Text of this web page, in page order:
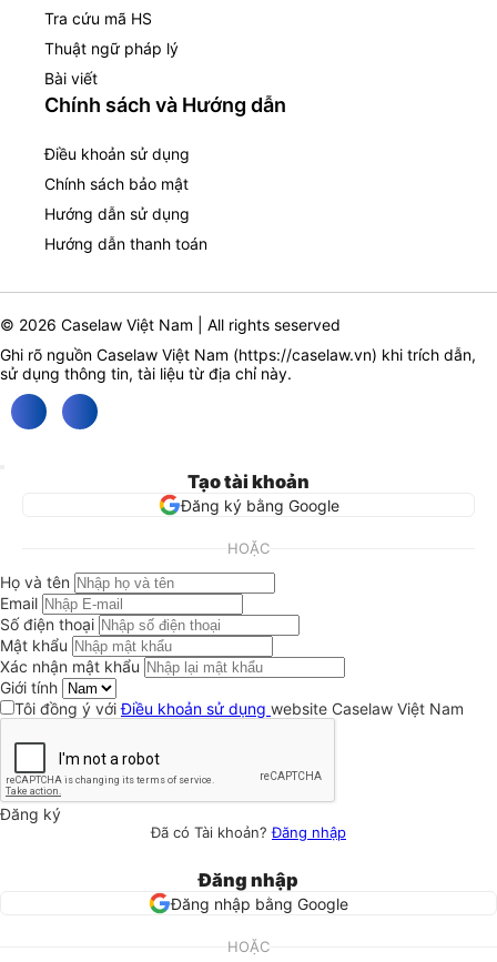
Tra cứu mã HS
Thuật ngữ pháp lý
Bài viết
Chính sách và Hướng dẫn
Điều khoản sử dụng
Chính sách bảo mật
Hướng dẫn sử dụng
Hướng dẫn thanh toán
© 2026 Caselaw Việt Nam | All rights seserved
Ghi rõ nguồn Caselaw Việt Nam (https://caselaw.vn) khi trích dẫn,
sử dụng thông tin, tài liệu từ địa chỉ này.
Tạo tài khoản
Đăng ký bằng Google
HOẶC
Họ và tên
Email
Số điện thoại
Mật khẩu
Xác nhận mật khẩu
Giới tính
Tôi đồng ý vớiĐiều khoản sử dụng website Caselaw Việt Nam
Đăng ký
Đã có Tài khoản?Đăng nhập
Đăng nhập
Đăng nhập bằng Google
HOẶC